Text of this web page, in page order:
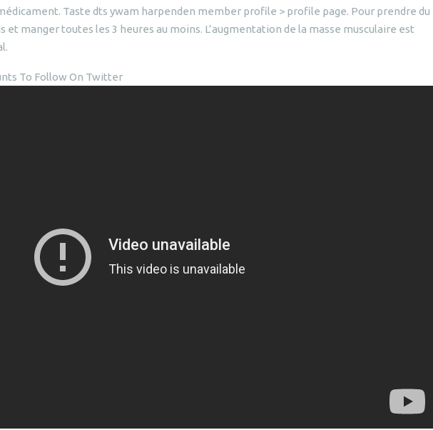
Taste dts ywam harpenden member profile > profile page. Pour prendre du
manger toutes les 3 heures au moins. L’augmentation de la masse musculaire est